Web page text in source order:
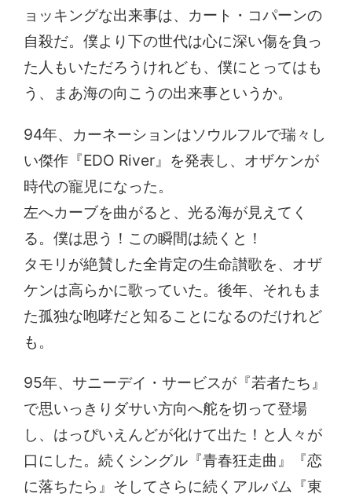
ョッキングな出来事は、カート・コパーンの
自殺だ。僕より下の世代は心に深い傷を負っ
た人もいただろうけれども、僕にとってはも
う、まあ海の向こうの出来事というか。
94年、カーネーションはソウルフルで瑞々し
い傑作『EDO River』を発表し、オザケンが
時代の寵児になった。
左へカーブを曲がると、光る海が見えてく
る。僕は思う！この瞬間は続くと！
タモリが絶賛した全肯定の生命讃歌を、オザ
ケンは高らかに歌っていた。後年、それもま
た孤独な咆哮だと知ることになるのだけれど
も。
95年、サニーデイ・サービスが『若者たち』
で思いっきりダサい方向へ舵を切って登場
し、はっぴいえんどが化けて出た！と人々が
口にした。続くシングル『青春狂走曲』『恋
に落ちたら』そしてさらに続くアルバム『東